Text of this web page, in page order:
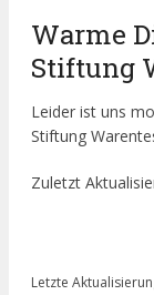
Warme
Stiftung
Leider ist uns
Stiftung
Zuletzt
Letzte